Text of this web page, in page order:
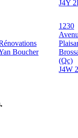
J4Y
Boucher
1230
(Qc)
J4W